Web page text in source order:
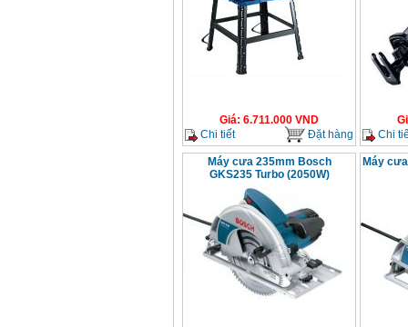
Giá: 6.711.000 VND
Chi tiết
Đặt hàng
Chi
Máy cưa 235mm Bosch
GKS235 Turbo (2050W)
Máy